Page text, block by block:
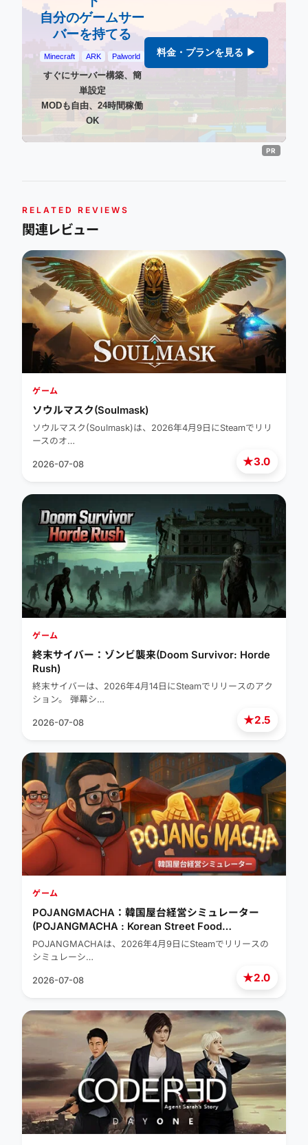
自分のゲームサー
バーを持てる
Minecraft ARK Palworld
すぐにサーバー構築、簡
単設定
MODも自由、24時間稼働
OK
料金・プランを見る ▶
RELATED REVIEWS
関連レビュー
★3.0
ゲーム
ソウルマスク(Soulmask)
ソウルマスク(Soulmask)は、2026年4月9日にSteamでリリ
ースのオ…
2026-07-08
★2.5
ゲーム
終末サイバー：ゾンビ襲来(Doom Survivor: Horde
Rush)
終末サイバーは、2026年4月14日にSteamでリリースのアク
ション。 弾幕シ…
2026-07-08
★2.0
ゲーム
POJANGMACHA：韓国屋台経営シミュレーター
(POJANGMACHA : Korean Street Food
Management Simulator)
POJANGMACHAは、2026年4月9日にSteamでリリースの
シミュレーシ…
2026-07-08